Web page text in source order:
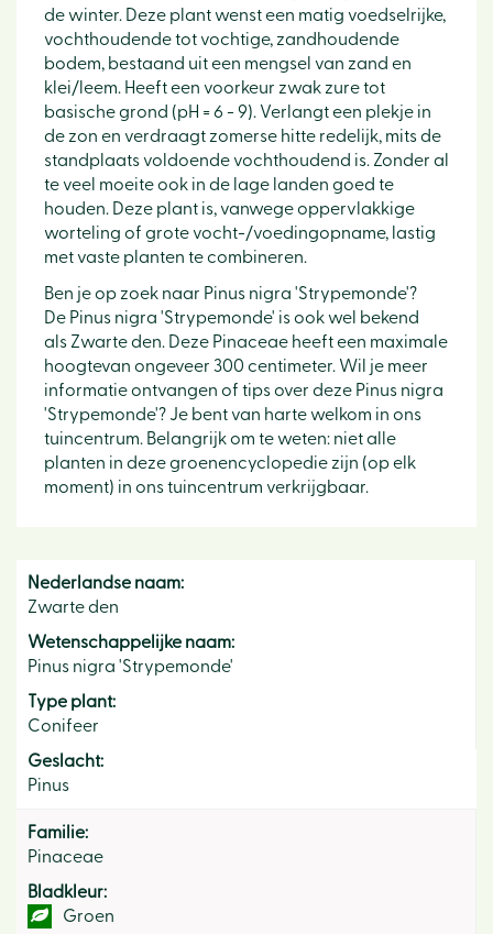
de winter. Deze plant wenst een matig voedselrijke,
vochthoudende tot vochtige, zandhoudende
bodem, bestaand uit een mengsel van zand en
klei/leem. Heeft een voorkeur zwak zure tot
basische grond (pH = 6 - 9). Verlangt een plekje in
de zon en verdraagt zomerse hitte redelijk, mits de
standplaats voldoende vochthoudend is. Zonder al
te veel moeite ook in de lage landen goed te
houden. Deze plant is, vanwege oppervlakkige
worteling of grote vocht-/voedingopname, lastig
met vaste planten te combineren.
Ben je op zoek naar Pinus nigra 'Strypemonde'?
De Pinus nigra 'Strypemonde' is ook wel bekend
als Zwarte den. Deze Pinaceae heeft een maximale
hoogtevan ongeveer 300 centimeter. Wil je meer
informatie ontvangen of tips over deze Pinus nigra
'Strypemonde'? Je bent van harte welkom in ons
tuincentrum. Belangrijk om te weten: niet alle
planten in deze groenencyclopedie zijn (op elk
moment) in ons tuincentrum verkrijgbaar.
Nederlandse naam:
Zwarte den
Wetenschappelijke naam:
Pinus nigra 'Strypemonde'
Type plant:
Conifeer
Geslacht:
Pinus
Familie:
Pinaceae
Bladkleur:
Groen